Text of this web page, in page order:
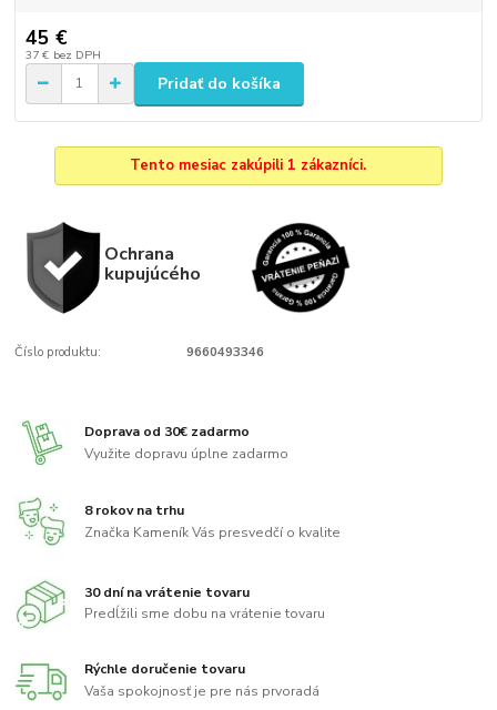
45 €
37 € bez DPH
Pridať do košíka
Tento mesiac zakúpili 1 zákazníci.
Ochrana
kupujúcého
Číslo produktu: 9660493346
Doprava od 30€ zadarmo
Využite dopravu úplne zadarmo
8 rokov na trhu
Značka Kameník Vás presvedčí o kvalite
30 dní na vrátenie tovaru
Predĺžili sme dobu na vrátenie tovaru
Rýchle doručenie tovaru
Vaša spokojnosť je pre nás prvoradá